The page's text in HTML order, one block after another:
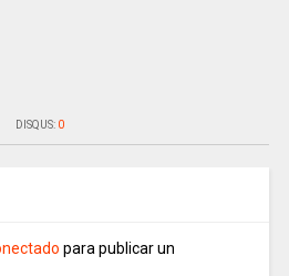
DISQUS: 0
para publicar un